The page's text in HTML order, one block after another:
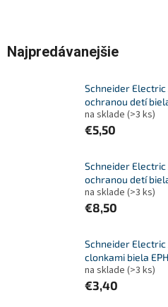
Najpredávanejšie
Schneider Electric
ochranou detí
na sklade (>3 ks)
€5,50
Schneider Electric
ochranou detí
na sklade (>3 ks)
€8,50
Schneider Electric
clonkami biela
na sklade (>3 ks)
€3,40